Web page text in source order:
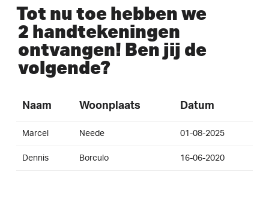
Tot nu toe hebben we
2 handtekeningen
ontvangen! Ben jij de
volgende?
Naam Woonplaats Datum
Marcel Neede 01-08-2025
Dennis Borculo 16-06-2020